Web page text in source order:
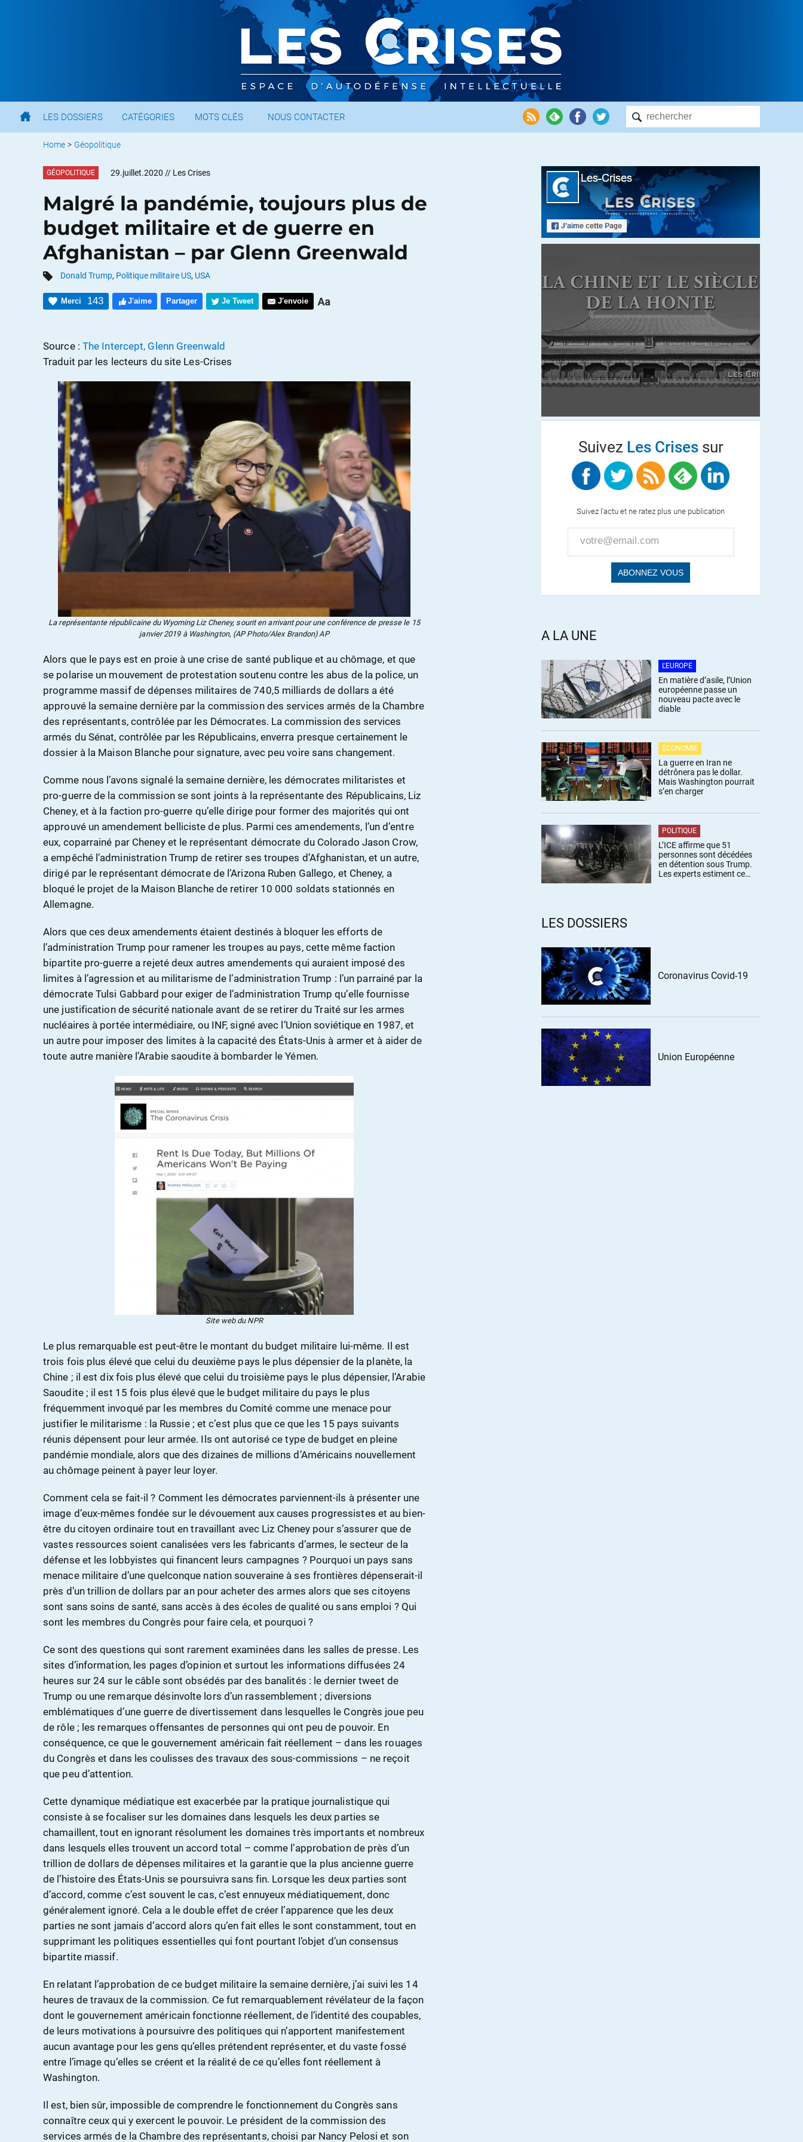
LES DOSSIERS CATÉGORIES MOTS CLÉS NOUS CONTACTER
Home > Géopolitique
GÉOPOLITIQUE 29.juillet.2020 // Les Crises
Malgré la pandémie, toujours plus de
budget militaire et de guerre en
Afghanistan – par Glenn Greenwald
Donald Trump, Politique militaire US, USA
Merci 143 J'aime Partager Je Tweet J'envoie
Source : The Intercept, Glenn Greenwald
Traduit par les lecteurs du site Les-Crises
La représentante républicaine du Wyoming Liz Cheney, sourit en arrivant pour une conférence de presse le 15
janvier 2019 à Washington, (AP Photo/Alex Brandon) AP
Alors que le pays est en proie à une crise de santé publique et au chômage, et que
se polarise un mouvement de protestation soutenu contre les abus de la police, un
programme massif de dépenses militaires de 740,5 milliards de dollars a été
approuvé la semaine dernière par la commission des services armés de la Chambre
des représentants, contrôlée par les Démocrates. La commission des services
armés du Sénat, contrôlée par les Républicains, enverra presque certainement le
dossier à la Maison Blanche pour signature, avec peu voire sans changement.
Comme nous l’avons signalé la semaine dernière, les démocrates militaristes et
pro-guerre de la commission se sont joints à la représentante des Républicains, Liz
Cheney, et à la faction pro-guerre qu’elle dirige pour former des majorités qui ont
approuvé un amendement belliciste de plus. Parmi ces amendements, l’un d’entre
eux, coparrainé par Cheney et le représentant démocrate du Colorado Jason Crow,
a empêché l’administration Trump de retirer ses troupes d’Afghanistan, et un autre,
dirigé par le représentant démocrate de l’Arizona Ruben Gallego, et Cheney, a
bloqué le projet de la Maison Blanche de retirer 10 000 soldats stationnés en
Allemagne.
Alors que ces deux amendements étaient destinés à bloquer les efforts de
l’administration Trump pour ramener les troupes au pays, cette même faction
bipartite pro-guerre a rejeté deux autres amendements qui auraient imposé des
limites à l’agression et au militarisme de l’administration Trump : l’un parrainé par la
démocrate Tulsi Gabbard pour exiger de l’administration Trump qu’elle fournisse
une justification de sécurité nationale avant de se retirer du Traité sur les armes
nucléaires à portée intermédiaire, ou INF, signé avec l’Union soviétique en 1987, et
un autre pour imposer des limites à la capacité des États-Unis à armer et à aider de
toute autre manière l’Arabie saoudite à bombarder le Yémen.
Site web du NPR
Le plus remarquable est peut-être le montant du budget militaire lui-même. Il est
trois fois plus élevé que celui du deuxième pays le plus dépensier de la planète, la
Chine ; il est dix fois plus élevé que celui du troisième pays le plus dépensier, l’Arabie
Saoudite ; il est 15 fois plus élevé que le budget militaire du pays le plus
fréquemment invoqué par les membres du Comité comme une menace pour
justifier le militarisme : la Russie ; et c’est plus que ce que les 15 pays suivants
réunis dépensent pour leur armée. Ils ont autorisé ce type de budget en pleine
pandémie mondiale, alors que des dizaines de millions d’Américains nouvellement
au chômage peinent à payer leur loyer.
Comment cela se fait-il ? Comment les démocrates parviennent-ils à présenter une
image d’eux-mêmes fondée sur le dévouement aux causes progressistes et au bien-
être du citoyen ordinaire tout en travaillant avec Liz Cheney pour s’assurer que de
vastes ressources soient canalisées vers les fabricants d’armes, le secteur de la
défense et les lobbyistes qui financent leurs campagnes ? Pourquoi un pays sans
menace militaire d’une quelconque nation souveraine à ses frontières dépenserait-il
près d’un trillion de dollars par an pour acheter des armes alors que ses citoyens
sont sans soins de santé, sans accès à des écoles de qualité ou sans emploi ? Qui
sont les membres du Congrès pour faire cela, et pourquoi ?
Ce sont des questions qui sont rarement examinées dans les salles de presse. Les
sites d’information, les pages d’opinion et surtout les informations diffusées 24
heures sur 24 sur le câble sont obsédés par des banalités : le dernier tweet de
Trump ou une remarque désinvolte lors d’un rassemblement ; diversions
emblématiques d’une guerre de divertissement dans lesquelles le Congrès joue peu
de rôle ; les remarques offensantes de personnes qui ont peu de pouvoir. En
conséquence, ce que le gouvernement américain fait réellement – dans les rouages
du Congrès et dans les coulisses des travaux des sous-commissions – ne reçoit
que peu d’attention.
Cette dynamique médiatique est exacerbée par la pratique journalistique qui
consiste à se focaliser sur les domaines dans lesquels les deux parties se
chamaillent, tout en ignorant résolument les domaines très importants et nombreux
dans lesquels elles trouvent un accord total – comme l’approbation de près d’un
trillion de dollars de dépenses militaires et la garantie que la plus ancienne guerre
de l’histoire des États-Unis se poursuivra sans fin. Lorsque les deux parties sont
d’accord, comme c’est souvent le cas, c’est ennuyeux médiatiquement, donc
généralement ignoré. Cela a le double effet de créer l’apparence que les deux
parties ne sont jamais d’accord alors qu’en fait elles le sont constamment, tout en
supprimant les politiques essentielles qui font pourtant l’objet d’un consensus
bipartite massif.
En relatant l’approbation de ce budget militaire la semaine dernière, j’ai suivi les 14
heures de travaux de la commission. Ce fut remarquablement révélateur de la façon
dont le gouvernement américain fonctionne réellement, de l’identité des coupables,
de leurs motivations à poursuivre des politiques qui n’apportent manifestement
aucun avantage pour les gens qu’elles prétendent représenter, et du vaste fossé
entre l’image qu’elles se créent et la réalité de ce qu’elles font réellement à
Washington.
Il est, bien sûr, impossible de comprendre le fonctionnement du Congrès sans
connaître ceux qui y exercent le pouvoir. Le président de la commission des
services armés de la Chambre des représentants, choisi par Nancy Pelosi et son
Suivez Les Crisessur
Suivez l'actu et ne ratez plus une publication
A LA UNE
L'EUROPE
En matière d’asile, l’Union
européenne passe un
nouveau pacte avec le
diable
ÉCONOMIE
La guerre en Iran ne
détrônera pas le dollar.
Mais Washington pourrait
s’en charger
POLITIQUE
L’ICE affirme que 51
personnes sont décédées
en détention sous Trump.
Les experts estiment ce
LES DOSSIERS
Coronavirus Covid-19
Union Européenne